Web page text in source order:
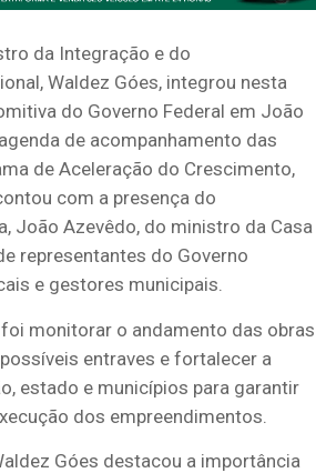
da Integração e do
Waldez Góes, integrou nesta
do Governo Federal em João
de acompanhamento das
de Aceleração do Crescimento,
com a presença do
João Azevêdo, do ministro da Casa
representantes do Governo
e gestores municipais.
monitorar o andamento das obras
entraves e fortalecer a
estado e municípios para garantir
dos empreendimentos.
Góes destacou a importância